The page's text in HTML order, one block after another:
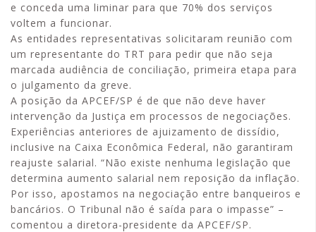
e conceda uma liminar para que 70% dos serviços
voltem a funcionar.
As entidades representativas solicitaram reunião com
um representante do TRT para pedir que não seja
marcada audiência de conciliação, primeira etapa para
o julgamento da greve.
A posição da APCEF/SP é de que não deve haver
intervenção da Justiça em processos de negociações.
Experiências anteriores de ajuizamento de dissídio,
inclusive na Caixa Econômica Federal, não garantiram
reajuste salarial. “Não existe nenhuma legislação que
determina aumento salarial nem reposição da inflação.
Por isso, apostamos na negociação entre banqueiros e
bancários. O Tribunal não é saída para o impasse” –
comentou a diretora-presidente da APCEF/SP.